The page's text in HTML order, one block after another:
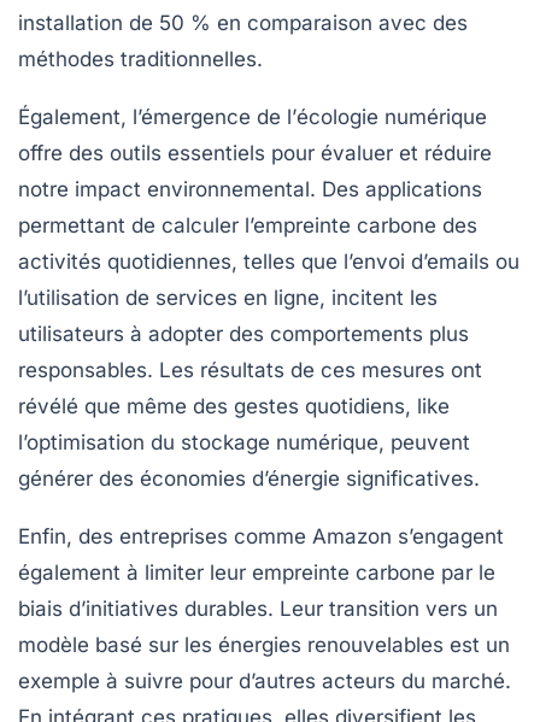
installation de 50 % en comparaison avec des
méthodes traditionnelles.
Également, l’émergence de l’écologie numérique
offre des outils essentiels pour évaluer et réduire
notre impact environnemental. Des applications
permettant de calculer l’empreinte carbone des
activités quotidiennes, telles que l’envoi d’emails ou
l’utilisation de services en ligne, incitent les
utilisateurs à adopter des comportements plus
responsables. Les résultats de ces mesures ont
révélé que même des gestes quotidiens, like
l’optimisation du stockage numérique, peuvent
générer des économies d’énergie significatives.
Enfin, des entreprises comme Amazon s’engagent
également à limiter leur empreinte carbone par le
biais d’initiatives durables. Leur transition vers un
modèle basé sur les énergies renouvelables est un
exemple à suivre pour d’autres acteurs du marché.